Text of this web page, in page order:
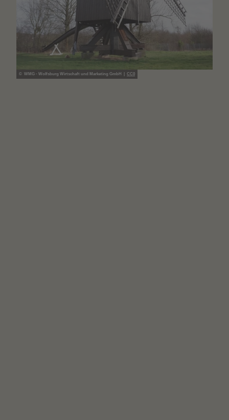
© WMG - Wolfsburg Wirtschaft und Marketing GmbH | CC0